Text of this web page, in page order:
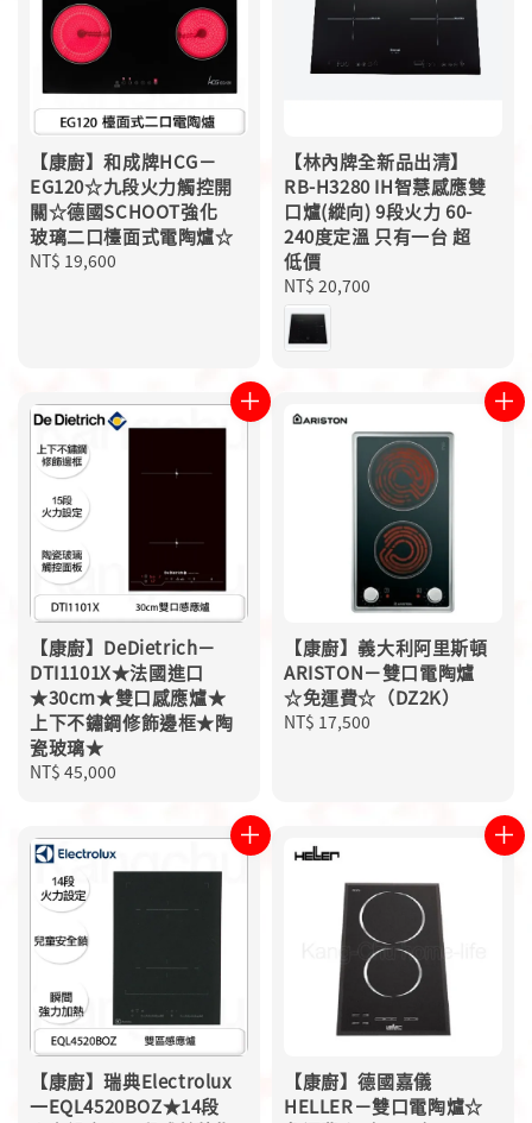
【康廚】和成牌HCG－
EG120☆九段火力觸控開
關☆德國SCHOOT強化
玻璃二口檯面式電陶爐☆
Regular
NT$ 19,600
【林內牌全新品出清】
RB-H3280 IH智慧感應雙
口爐(縱向) 9段火力 60-
240度定溫 只有一台 超
低價
Regular
price
NT$ 20,700
【康廚】DeDietrich－
DTI1101X★法國進口
★30cm★雙口感應爐★
上下不鏽鋼修飾邊框★陶
瓷玻璃★
Regular
NT$ 45,000
【康廚】義大利阿里斯頓
ARISTON－雙口電陶爐
☆免運費☆（DZ2K）
Regular
NT$ 17,500
【康廚】瑞典Electrolux
一EQL4520BOZ★14段
【康廚】德國嘉儀
HELLER－雙口電陶爐☆